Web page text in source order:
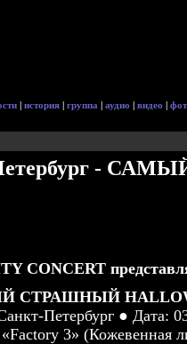
| история | группа | аудио | видео |
Петербург -
CONCERT
СТРАШНЫЙ
Петербург ● Дата:
3» (Кожевенная